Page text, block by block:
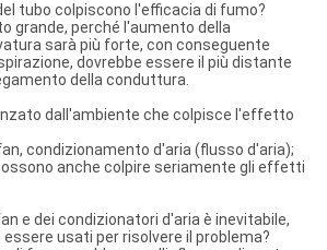
tubo colpiscono l'efficacia di fumo?
grande, perché l'aumento della
sarà più forte, con conseguente
dovrebbe essere il più distante
della conduttura.
dall'ambiente che colpisce l'effetto
condizionamento d'aria (flusso d'aria);
anche colpire seriamente gli effetti
e dei condizionatori d'aria è inevitabile,
usati per risolvere il problema?